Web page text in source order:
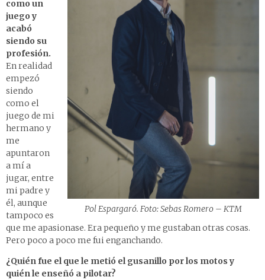
Pol Espargaró. Foto: Sebas Romero – KTM
como un
juego y
acabó
siendo su
profesión.
En realidad
empezó
siendo
como el
juego de mi
hermano y
me
apuntaron
a mí a
jugar, entre
mi padre y
él, aunque
tampoco es
que me apasionase. Era pequeño y me gustaban otras cosas.
Pero poco a poco me fui enganchando.
¿Quién fue el que le metió el gusanillo por los motos y
quién le enseñó a pilotar?